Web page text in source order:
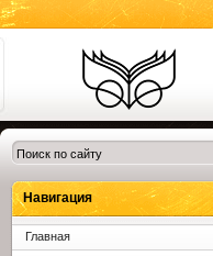
Библиотеки
Клина. Клинская
ЦБС.
Навигация
Главная